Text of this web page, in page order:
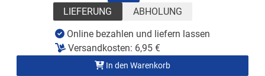
LIEFERUNG ABHOLUNG
Online bezahlen und liefern lassen
Versandkosten: 6,95 €
In den Warenkorb